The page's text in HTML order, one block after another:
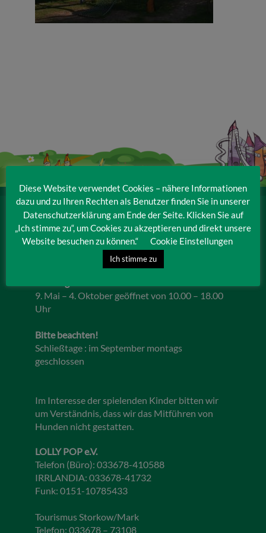
Veranstaltungen
IRRLANDIA – der MitMachPark
Lebbiner Straße 1
15859 Storkow (Mark)
9. Mai – 4. Oktober geöffnet von 10.00 – 18.00
Uhr
Bitte beachten!
Schließtage : im September montags
geschlossen
Im Interesse der spielenden Kinder bitten wir
um Verständnis, dass wir das Mitführen von
Hunden nicht gestatten.
LOLLY POP e.V.
Telefon (Büro): 033678-410588
IRRLANDIA: 033678-41732
Funk: 0151-10785433
Tourismus Storkow/Mark
Telefon: 033678 – 73108
Diese Website verwendet Cookies – nähere Informationen
dazu und zu Ihren Rechten als Benutzer finden Sie in unserer
Datenschutzerklärung am Ende der Seite. Klicken Sie auf
„Ich stimme zu“, um Cookies zu akzeptieren und direkt unsere
Website besuchen zu können.“
Cookie Einstellungen
Ich stimme zu